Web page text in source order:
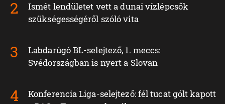
Ismét lendületet vett a dunai vízlépcsők
szükségességéről szóló vita
Labdarúgó BL-selejtező, 1. meccs:
Svédországban is nyert a Slovan
Konferencia Liga-selejtező: fél tucat gólt kapott